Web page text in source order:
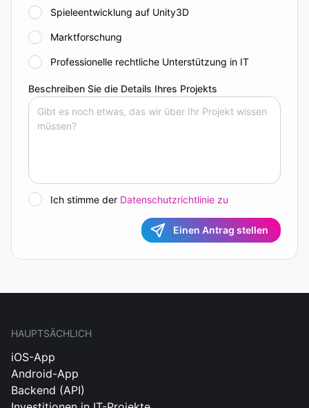
Spieleentwicklung auf Unity3D
Marktforschung
Professionelle rechtliche Unterstützung in IT
Beschreiben Sie die Details Ihres Projekts
Ich stimme der Datenschutzrichtlinie zu
Einen Antrag stellen
HAUPTSÄCHLICH
iOS-App
Android-App
Backend (API)